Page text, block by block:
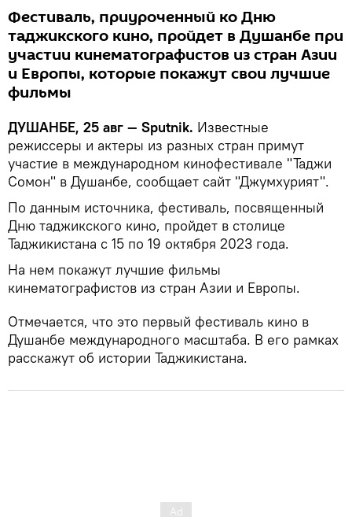
Фестиваль, приуроченный ко Дню
таджикского кино, пройдет в Душанбе при
участии кинематографистов из стран Азии
и Европы, которые покажут свои лучшие
фильмы
ДУШАНБЕ, 25 авг — Sputnik. Известные
режиссеры и актеры из разных стран примут
участие в международном кинофестивале "Таджи
Сомон" в Душанбе, сообщает сайт "Джумхурият".
По данным источника, фестиваль, посвященный
Дню таджикского кино, пройдет в столице
Таджикистана с 15 по 19 октября 2023 года.
На нем покажут лучшие фильмы
кинематографистов из стран Азии и Европы.
Отмечается, что это первый фестиваль кино в
Душанбе международного масштаба. В его рамках
расскажут об истории Таджикистана.